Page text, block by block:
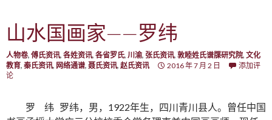
山水国画家——罗纬
人物卷, 傅氏资讯, 各姓资讯, 各省罗氏, 川渝, 张氏资讯, 敦睦姓氏谱牒研究院, 文化
教育, 秦氏资讯, 网络通谱, 聂氏资讯, 赵氏资讯 2016 年 7 月 2 日
添加评
论
罗 纬 罗纬，男，1922年生，四川青川县人。曾任中国